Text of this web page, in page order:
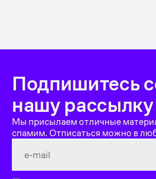
Подпишитесь
нашу рассылку
Мы присылаем отличные
спамим. Отписаться можно в